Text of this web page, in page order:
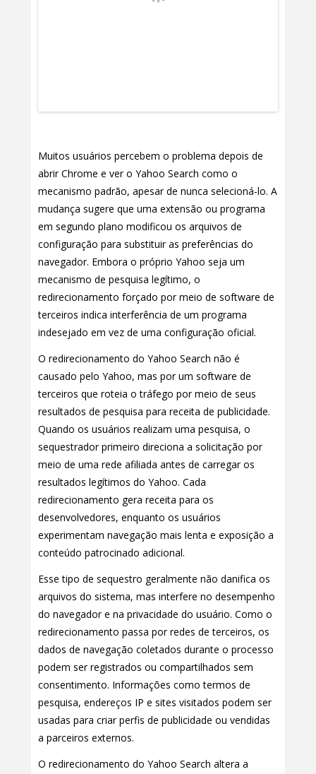
Muitos usuários percebem o problema depois de
abrir Chrome e ver o Yahoo Search como o
mecanismo padrão, apesar de nunca selecioná-lo. A
mudança sugere que uma extensão ou programa
em segundo plano modificou os arquivos de
configuração para substituir as preferências do
navegador. Embora o próprio Yahoo seja um
mecanismo de pesquisa legítimo, o
redirecionamento forçado por meio de software de
terceiros indica interferência de um programa
indesejado em vez de uma configuração oficial.
O redirecionamento do Yahoo Search não é
causado pelo Yahoo, mas por um software de
terceiros que roteia o tráfego por meio de seus
resultados de pesquisa para receita de publicidade.
Quando os usuários realizam uma pesquisa, o
sequestrador primeiro direciona a solicitação por
meio de uma rede afiliada antes de carregar os
resultados legítimos do Yahoo. Cada
redirecionamento gera receita para os
desenvolvedores, enquanto os usuários
experimentam navegação mais lenta e exposição a
conteúdo patrocinado adicional.
Esse tipo de sequestro geralmente não danifica os
arquivos do sistema, mas interfere no desempenho
do navegador e na privacidade do usuário. Como o
redirecionamento passa por redes de terceiros, os
dados de navegação coletados durante o processo
podem ser registrados ou compartilhados sem
consentimento. Informações como termos de
pesquisa, endereços IP e sites visitados podem ser
usadas para criar perfis de publicidade ou vendidas
a parceiros externos.
O redirecionamento do Yahoo Search altera a